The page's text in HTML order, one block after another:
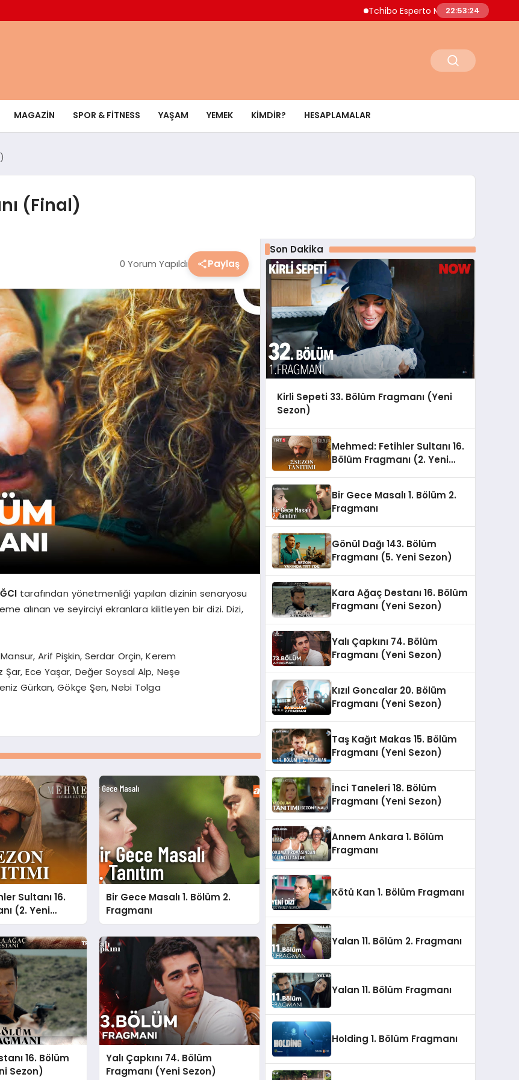
Tchibo Esperto Mini Kahve Makinesinde
22:53:25
MAGAZIN SPOR & FITNESS YAŞAM YEMEK KIMDIR? HESAPLAMALAR
(Final)
0 Yorum Yapıldı Paylaş
tarafından yönetmenliği yapılan dizinin senaryosu
alınan ve seyirciyi ekranlara kilitleyen bir dizi. Dizi,
Arif Pişkin, Serdar Orçin, Kerem
Ece Yaşar, Değer Soysal Alp, Neşe
Gürkan, Gökçe Şen, Nebi Tolga
Sultanı 16.
(2. Yeni
Bir Gece Masalı 1. Bölüm 2.
Fragmanı
16. Bölüm
Sezon)
Yalı Çapkını 74. Bölüm
Fragmanı (Yeni Sezon)
Son Dakika
Kirli Sepeti 33. Bölüm Fragmanı (Yeni
Sezon)
Mehmed: Fetihler Sultanı 16.
Bölüm Fragmanı (2. Yeni
Bir Gece Masalı 1. Bölüm 2.
Fragmanı
Gönül Dağı 143. Bölüm
Fragmanı (5. Yeni Sezon)
Kara Ağaç Destanı 16. Bölüm
Fragmanı (Yeni Sezon)
Yalı Çapkını 74. Bölüm
Fragmanı (Yeni Sezon)
Kızıl Goncalar 20. Bölüm
Fragmanı (Yeni Sezon)
Taş Kağıt Makas 15. Bölüm
Fragmanı (Yeni Sezon)
İnci Taneleri 18. Bölüm
Fragmanı (Yeni Sezon)
Annem Ankara 1. Bölüm
Fragmanı
Kötü Kan 1. Bölüm Fragmanı
Yalan 11. Bölüm 2. Fragmanı
Yalan 11. Bölüm Fragmanı
Holding 1. Bölüm Fragmanı